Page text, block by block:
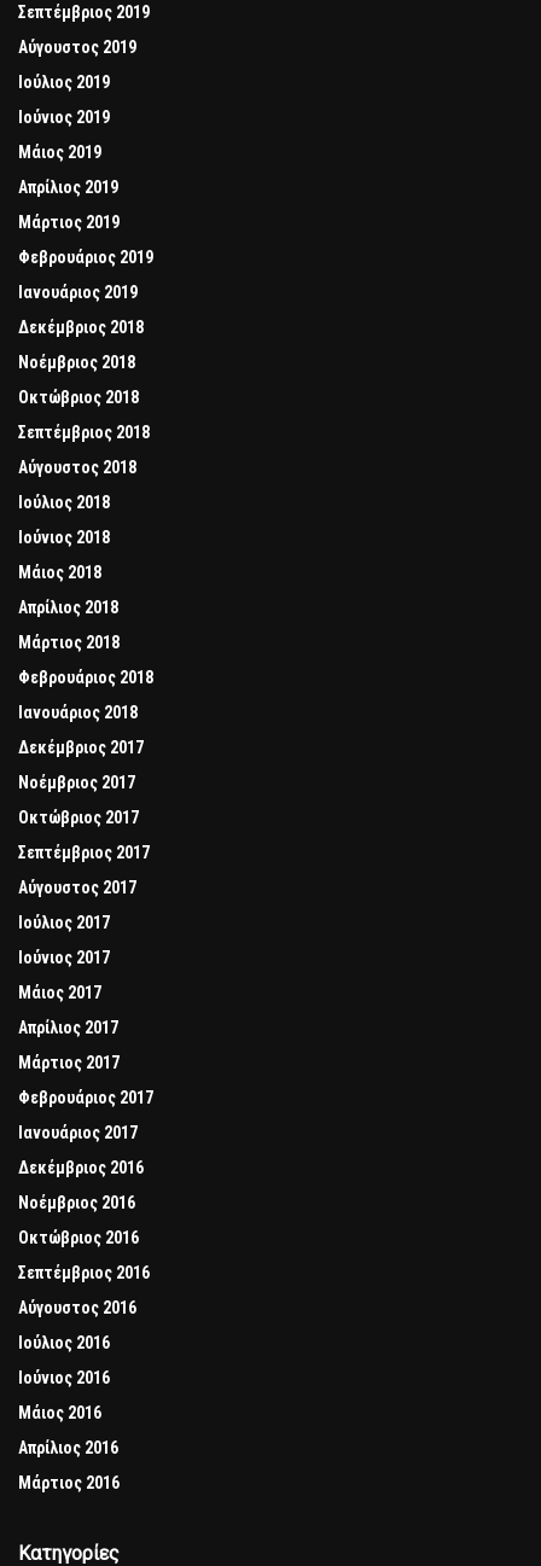
Σεπτέμβριος 2019
Αύγουστος 2019
Ιούλιος 2019
Ιούνιος 2019
Μάιος 2019
Απρίλιος 2019
Μάρτιος 2019
Φεβρουάριος 2019
Ιανουάριος 2019
Δεκέμβριος 2018
Νοέμβριος 2018
Οκτώβριος 2018
Σεπτέμβριος 2018
Αύγουστος 2018
Ιούλιος 2018
Ιούνιος 2018
Μάιος 2018
Απρίλιος 2018
Μάρτιος 2018
Φεβρουάριος 2018
Ιανουάριος 2018
Δεκέμβριος 2017
Νοέμβριος 2017
Οκτώβριος 2017
Σεπτέμβριος 2017
Αύγουστος 2017
Ιούλιος 2017
Ιούνιος 2017
Μάιος 2017
Απρίλιος 2017
Μάρτιος 2017
Φεβρουάριος 2017
Ιανουάριος 2017
Δεκέμβριος 2016
Νοέμβριος 2016
Οκτώβριος 2016
Σεπτέμβριος 2016
Αύγουστος 2016
Ιούλιος 2016
Ιούνιος 2016
Μάιος 2016
Απρίλιος 2016
Μάρτιος 2016
Kατηγορίες